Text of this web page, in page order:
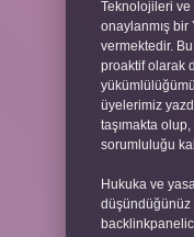
Teknolojileri ve
onaylanmış bir
vermektedir.
proaktif olarak
üyelerimiz
taşımakta
sorumluluğu
Hukuka ve
düşündüğünüz